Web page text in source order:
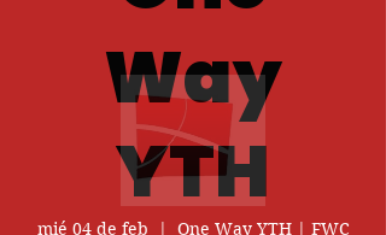
Way
YTH
mié 04 de feb
  |
One Way YTH | FWC